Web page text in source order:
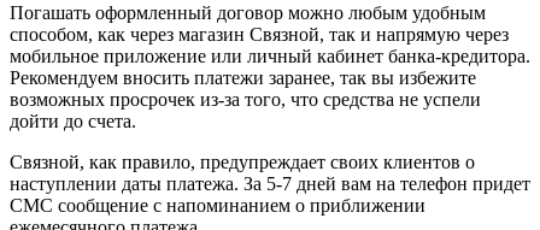
Погашать оформленный договор можно любым удобным
способом, как через магазин Связной, так и напрямую через
мобильное приложение или личный кабинет банка-кредитора.
Рекомендуем вносить платежи заранее, так вы избежите
возможных просрочек из-за того, что средства не успели
дойти до счета.
Связной, как правило, предупреждает своих клиентов о
наступлении даты платежа. За 5-7 дней вам на телефон придет
СМС сообщение с напоминанием о приближении